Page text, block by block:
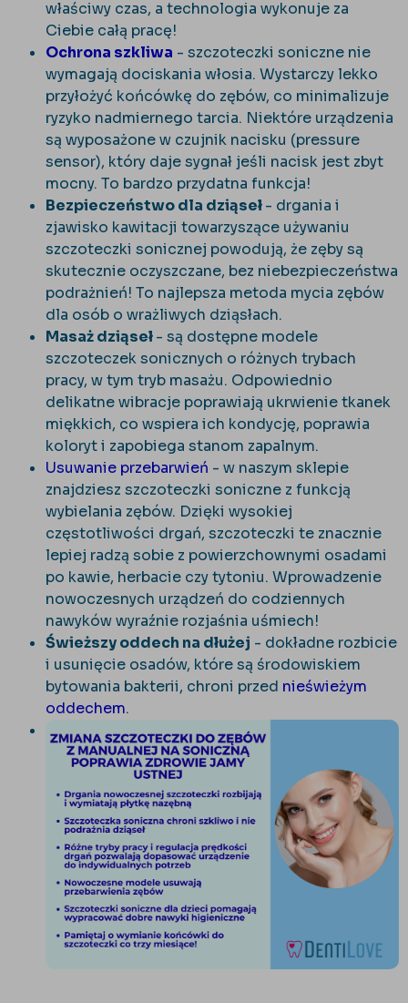
właściwy czas, a technologia wykonuje za
Ciebie całą pracę!
Ochrona szkliwa - szczoteczki soniczne nie
wymagają dociskania włosia. Wystarczy lekko
przyłożyć końcówkę do zębów, co minimalizuje
ryzyko nadmiernego tarcia. Niektóre urządzenia
są wyposażone w czujnik nacisku (pressure
sensor), który daje sygnał jeśli nacisk jest zbyt
mocny. To bardzo przydatna funkcja!
Bezpieczeństwo dla dziąseł- drgania i
zjawisko kawitacji towarzyszące używaniu
szczoteczki sonicznej powodują, że zęby są
skutecznie oczyszczane, bez niebezpieczeństwa
podrażnień! To najlepsza metoda mycia zębów
dla osób o wrażliwych dziąsłach.
Masaż dziąseł- są dostępne modele
szczoteczek sonicznych o różnych trybach
pracy, w tym tryb masażu. Odpowiednio
delikatne wibracje poprawiają ukrwienie tkanek
miękkich, co wspiera ich kondycję, poprawia
koloryt i zapobiega stanom zapalnym.
Usuwanie przebarwień - w naszym sklepie
znajdziesz szczoteczki soniczne z funkcją
wybielania zębów. Dzięki wysokiej
częstotliwości drgań, szczoteczki te znacznie
lepiej radzą sobie z powierzchownymi osadami
po kawie, herbacie czy tytoniu. Wprowadzenie
nowoczesnych urządzeń do codziennych
nawyków wyraźnie rozjaśnia uśmiech!
Świeższy oddech na dłużej - dokładne rozbicie
i usunięcie osadów, które są środowiskiem
bytowania bakterii, chroni przed nieświeżym
oddechem.